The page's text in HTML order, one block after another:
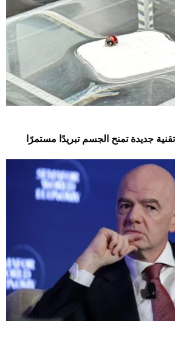
جديدة تمنح الجسم تبريدًا مستمرًا